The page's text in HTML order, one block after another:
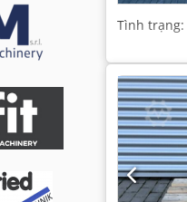
Tình trạng: